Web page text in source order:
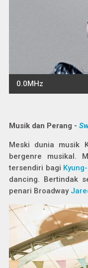
Musik dan Perang -
Meski dunia musik
bergenre musikal.
tersendiri bagi
dancing. Bertindak
penari Broadway